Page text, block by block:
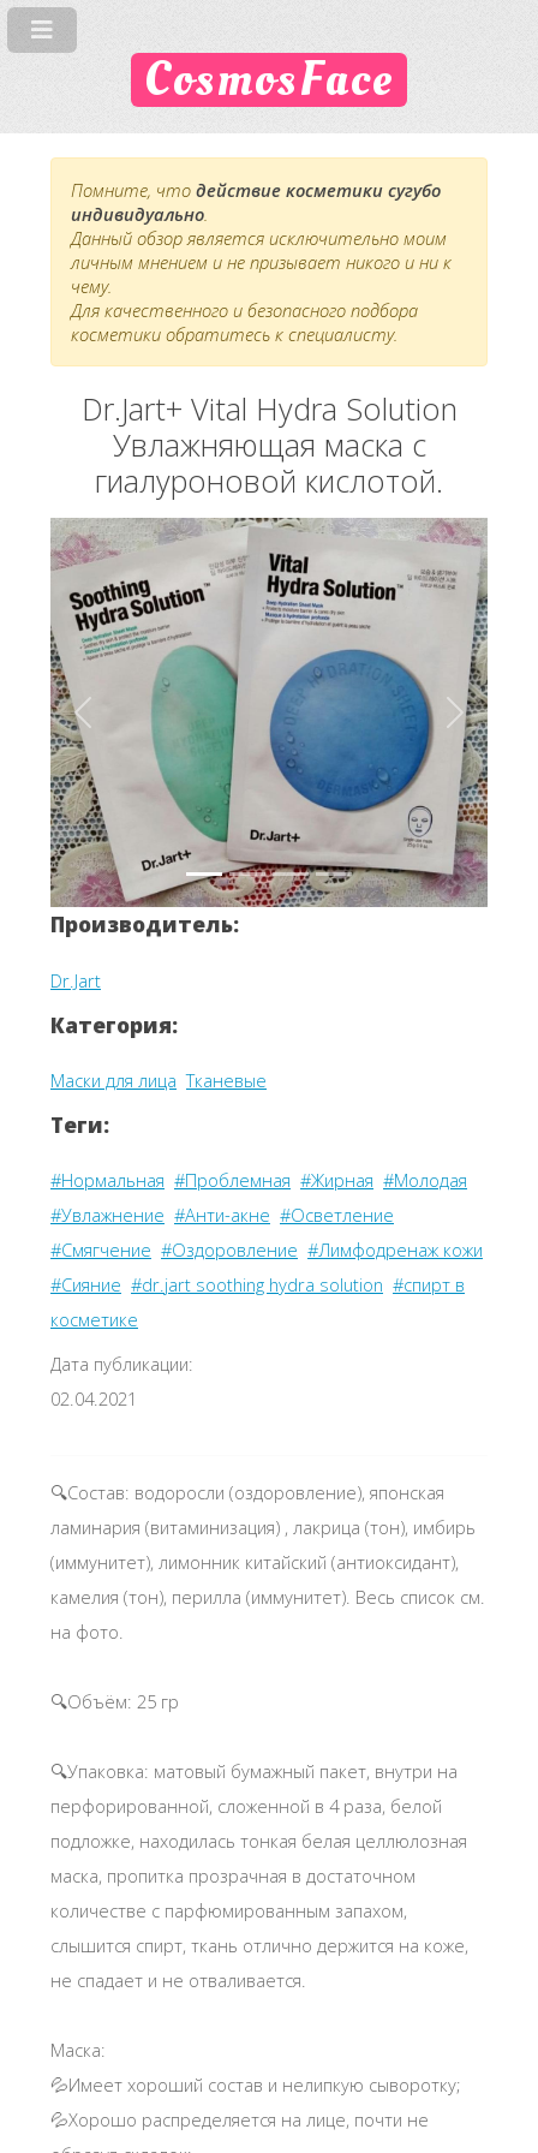
CosmosFace
Помните, что действие косметики сугубо
индивидуально.
Данный обзор является исключительно моим
личным мнением и не призывает никого и ни к
чему.
Для качественного и безопасного подбора
косметики обратитесь к специалисту.
Dr.Jart+ Vital Hydra Solution
Увлажняющая маска с
гиалуроновой кислотой.
Вперёд Назад
Dr.Jart
Категория:
Маски для лица
Теги:
#Нормальная #Проблемная #Жирная #Молодая
#Увлажнение #Анти-акне #Осветление
#Смягчение #Оздоровление #Лимфодренаж кожи
#Сияние #dr.jart soothing hydra solution
косметике
Дата публикации:
🔍Состав: водоросли (оздоровление), японская
ламинария (витаминизация) , лакрица (тон), имбирь
(иммунитет), лимонник китайский (антиоксидант),
камелия (тон), перилла (иммунитет). Весь список см.
🔍Упаковка: матовый бумажный пакет, внутри на
перфорированной, сложенной в 4 раза, белой
подложке, находилась тонкая белая целлюлозная
маска, пропитка прозрачная в достаточном
количестве с парфюмированным запахом,
слышится спирт, ткань отлично держится на коже,
Маска:
💦Имеет хороший состав и нелипкую сыворотку;